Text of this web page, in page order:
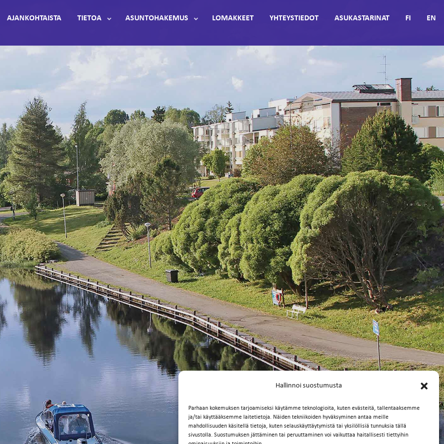
Hallinnoi suostumusta
Parhaan kokemuksen tarjoamiseksi käytämme teknologioita, kuten evästeitä, tallentaaksemme
ja/tai käyttääksemme laitetietoja. Näiden tekniikoiden hyväksyminen antaa meille
mahdollisuuden käsitellä tietoja, kuten selauskäyttäytymistä tai yksilöllisiä tunnuksia tällä
sivustolla. Suostumuksen jättäminen tai peruuttaminen voi vaikuttaa haitallisesti tiettyihin
AJANKOHTAISTA TIETOA ASUNTOHAKEMUS LOMAKKEET YHTEYSTIEDOT ASUKASTARINAT FI EN